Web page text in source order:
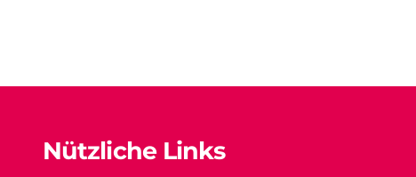
Nützliche Links